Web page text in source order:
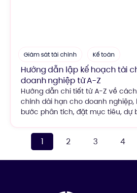
Giám sát tài chính Kế toán
Hướng dẫn lập kế hoạch tài
doanh nghiệp từ A-Z
Hướng dẫn chi tiết từ A-Z về
chính dài hạn cho doanh
bước phân tích, đặt mục tiêu, dự
1 2 3 4